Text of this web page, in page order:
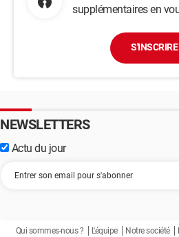
supplémentaires en
S'INSCRIRE
NEWSLETTERS
Actu du jour
Qui sommes-nous ? L'équipe Notre société